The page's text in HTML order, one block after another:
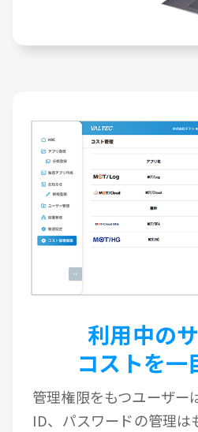
利用中の
コストを一
管理権限をもつユーザー
ID、パスワードの管理は